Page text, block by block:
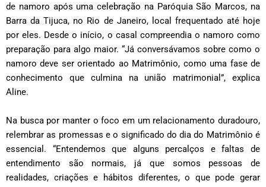
de namoro após uma celebração na Paróquia São Marcos, na
Barra da Tijuca, no Rio de Janeiro, local frequentado até hoje
por eles. Desde o início, o casal compreendia o namoro como
preparação para algo maior. “Já conversávamos sobre como o
namoro deve ser orientado ao Matrimônio, como uma fase de
conhecimento que culmina na união matrimonial”, explica
Aline.
Na busca por manter o foco em um relacionamento duradouro,
relembrar as promessas e o significado do dia do Matrimônio é
essencial. “Entendemos que alguns percalços e faltas de
entendimento são normais, já que somos pessoas de
realidades, criações e hábitos diferentes, o que pode gerar